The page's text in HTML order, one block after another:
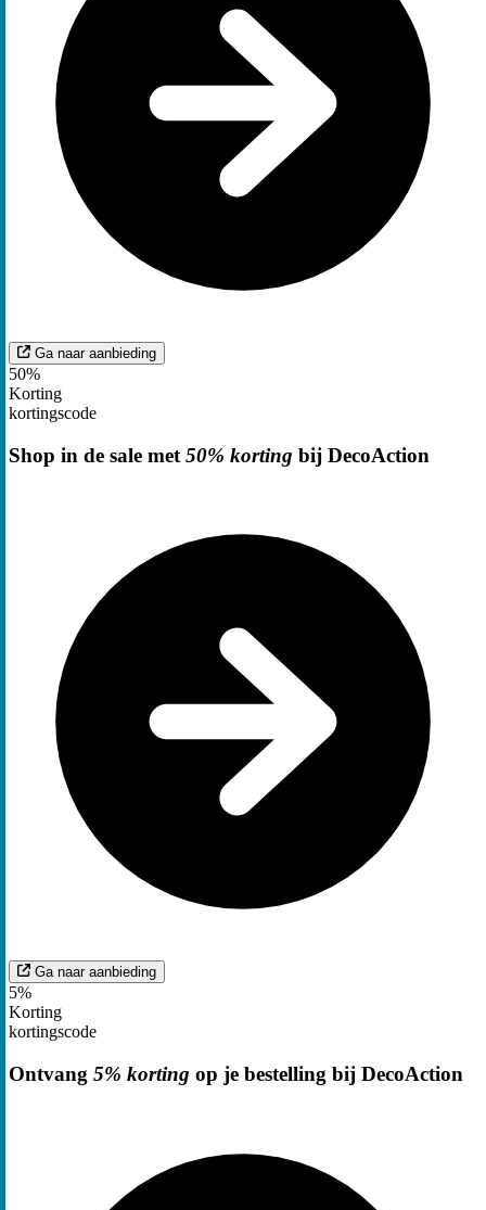
Ga naar aanbieding
50%
Korting
kortingscode
Shop in de sale met 50% korting bij DecoAction
Ga naar aanbieding
5%
Korting
kortingscode
Ontvang 5% korting op je bestelling bij DecoAction